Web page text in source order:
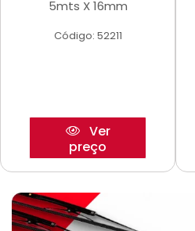
5mts X 16mm
Código: 52211
Ver
preço